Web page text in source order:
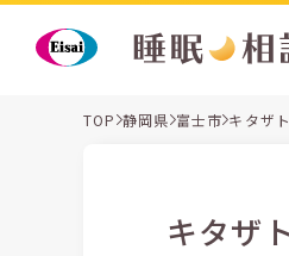
TOP 静岡県 富士市 キタザ
キタザ